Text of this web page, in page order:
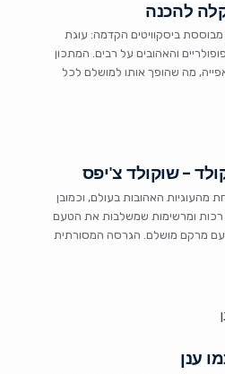
להכנה
ביסקוויטים הקדמה: עוגת
והאהובים על רבים. המתכון
מה שהופך אותו למושלם לכל
הרכה של גבינת השמנת.
– שוקולד צ'יפס
מהעוגיות האהובות בעולם, וכמובן
רכות ומרשימות שמשלבות את הטעם
עם מרקם מושלם. הגרסה המסורתית
ענן